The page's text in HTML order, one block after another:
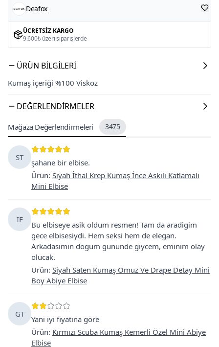
Deafox
ÜCRETSIZ KARGO
9.600₺ üzeri siparişlerde
ÜRÜN BILGILERI
Kumaş içeriği %100 Viskoz
DEĞERLENDIRMELER
Mağaza Değerlendirmeleri 3475
ST
şahane bir elbise.
Ürün: Siyah İthal Krep Kumaş İnce Askılı Katlamalı
Mini Elbise
IF
Bu elbiseye asik oldum resmen! Tam da aradigim
gece elbisesiydi. Hem seksi hem de elegan.
Arkadasimin dogum gununde giycem, eminim olay
olucak.
Ürün: Siyah Saten Kumaş Omuz Ve Drape Detay Mini
Boy Abiye Elbise
GT
Yani iyi fiyatına göre
Ürün: Kırmızı Scuba Kumaş Kemerli Özel Mini Abiye
Elbise